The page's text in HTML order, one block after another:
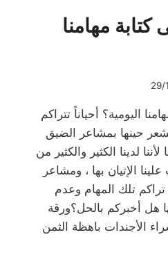
مهامنا
29/
اليومية؟ أحياناً تتراكم
حينها بمشاعر الضيق
لدينا الكثير والكثير من
الإتيان بها ، ومشاعر
تراكم تلك المهام وعدم
هل أخبركم بالحل؟ورقة
الأجندات باهظة الثمن